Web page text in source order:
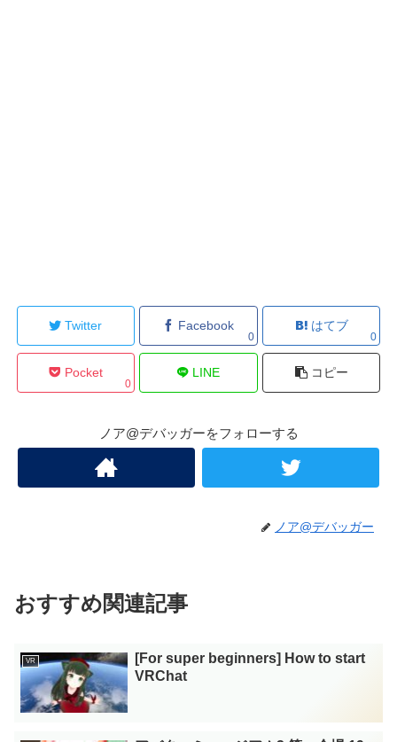
Twitter Facebook
0
はてブ
0
Pocket
0
LINE コピー
ノア@デバッガーをフォローする
ノア@デバッガー
おすすめ関連記事
VR
[For super beginners] How to start
VRChat